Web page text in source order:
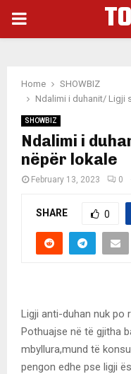
PRIMARY
Home
SHOWBIZ
Ndalimi i duhanit/ Ligji
SHOWBIZ
Ndalimi i
nëpër lokale
February 13, 2023 0
SHARE 0
Ligji anti-duhan nuk po
Pothuajse në të gjitha
mbyllura,mund të
pengon edhe pse ligji